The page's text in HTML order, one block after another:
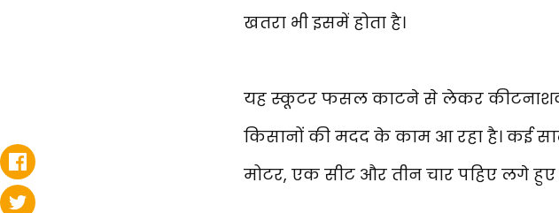
खतरा भी इसमें होता है।
यह स्कूटर फसल काटने से लेकर
किसानों की मदद के काम आ रहा है। कई
मोटर, एक सीट और तीन चार पहिए लगे